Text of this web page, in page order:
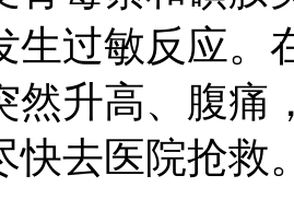
生过敏反应。
然升高、腹痛
快去医院抢救